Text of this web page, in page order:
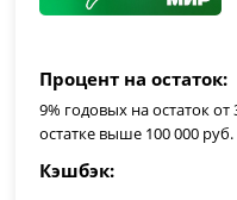
Процент на остаток
9% годовых на остаток
остатке выше 100 000 руб.
Кэшбэк